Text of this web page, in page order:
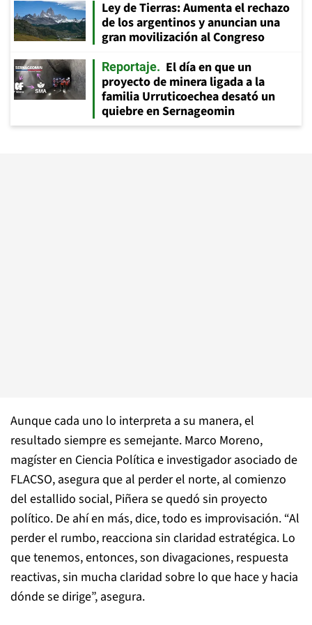
Ley de Tierras: Aumenta el rechazo
de los argentinos y anuncian una
gran movilización al Congreso
Reportaje
El día en que un
proyecto de minera ligada a la
familia Urruticoechea desató un
quiebre en Sernageomin
Aunque cada uno lo interpreta a su manera, el
resultado siempre es semejante. Marco Moreno,
magíster en Ciencia Política e investigador asociado de
FLACSO, asegura que al perder el norte, al comienzo
del estallido social, Piñera se quedó sin proyecto
político. De ahí en más, dice, todo es improvisación. “Al
perder el rumbo, reacciona sin claridad estratégica. Lo
que tenemos, entonces, son divagaciones, respuesta
reactivas, sin mucha claridad sobre lo que hace y hacia
dónde se dirige”, asegura.